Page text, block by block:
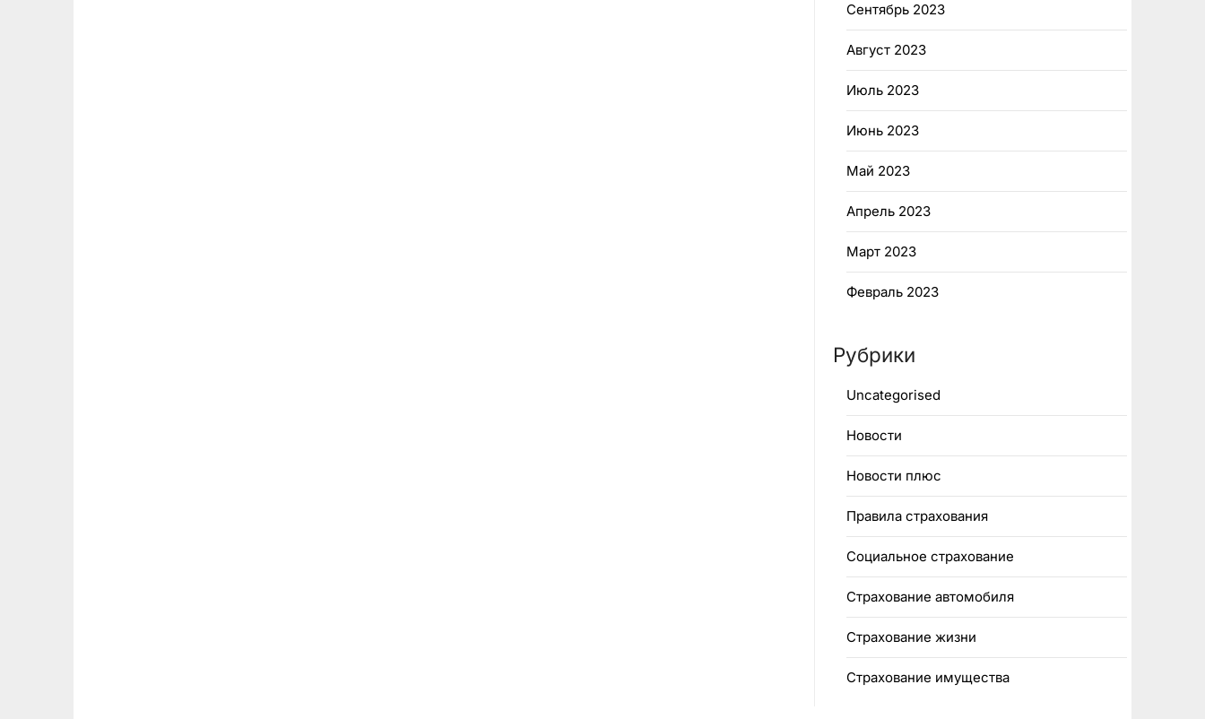
Сентябрь 2023
Август 2023
Июль 2023
Июнь 2023
Май 2023
Апрель 2023
Март 2023
Февраль 2023
Рубрики
Uncategorised
Новости
Новости плюс
Правила страхования
Социальное страхование
Страхование автомобиля
Страхование жизни
Страхование имущества